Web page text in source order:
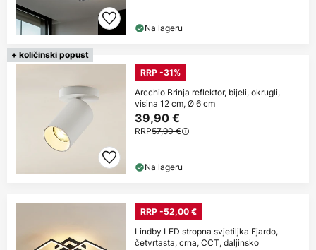
Na lageru
+ količinski popust
RRP -31%
Arcchio Brinja reflektor, bijeli, okrugli,
visina 12 cm, Ø 6 cm
39,90 €
RRP57,90 €
Na lageru
RRP -52,00 €
Lindby LED stropna svjetiljka Fjardo,
četvrtasta, crna, CCT, daljinsko